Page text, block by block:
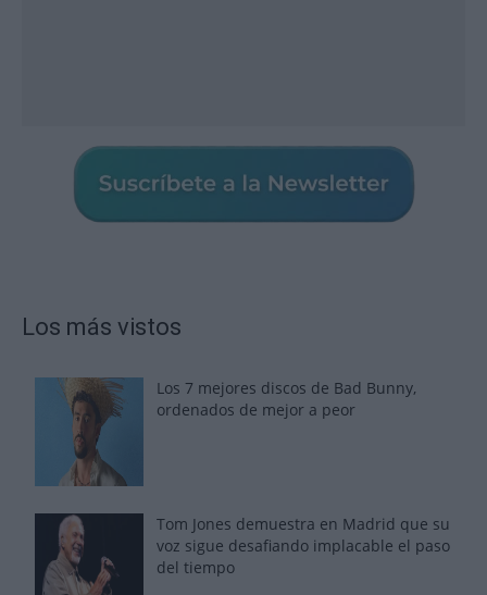
Los más vistos
Los 7 mejores discos de Bad Bunny,
ordenados de mejor a peor
Tom Jones demuestra en Madrid que su
voz sigue desafiando implacable el paso
del tiempo